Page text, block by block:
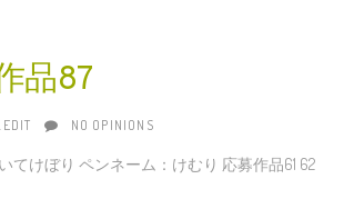
品87
NO OPINIONS
いてけぼり ペンネーム：けむり 応募作品61 62